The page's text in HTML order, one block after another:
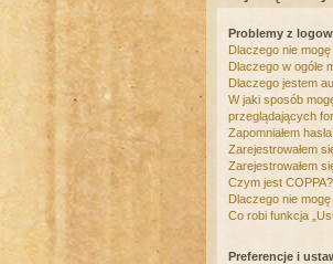
Problemy z
Dlaczego nie
Dlaczego w ogóle
Dlaczego jestem
W jaki sposób
przeglądających
Zapomniałem hasła!
Zarejestrowałem
Zarejestrowałem
Czym jest COPPA?
Dlaczego nie
Co robi funkcja
Preferencje i